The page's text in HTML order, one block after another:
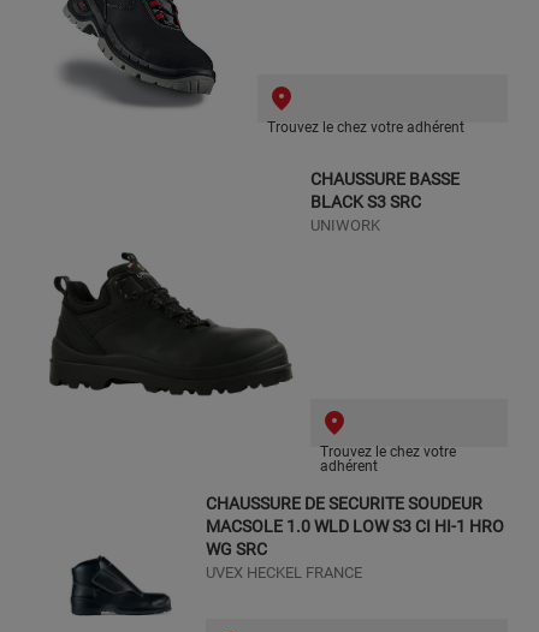
Trouvez le chez votre adhérent
CHAUSSURE BASSE
BLACK S3 SRC
UNIWORK
Trouvez le chez votre
adhérent
CHAUSSURE DE SECURITE SOUDEUR
MACSOLE 1.0 WLD LOW S3 CI HI-1 HRO
WG SRC
UVEX HECKEL FRANCE